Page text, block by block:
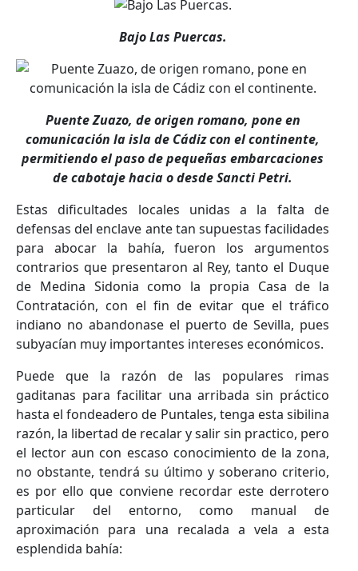
Bajo Las Puercas.
Puente Zuazo, de origen romano, pone en
comunicación la isla de Cádiz con el continente,
permitiendo el paso de pequeñas embarcaciones
de cabotaje hacia o desde Sancti Petri.
Estas dificultades locales unidas a la falta de
defensas del enclave ante tan supuestas facilidades
para abocar la bahía, fueron los argumentos
contrarios que presentaron al Rey, tanto el Duque
de Medina Sidonia como la propia Casa de la
Contratación, con el fin de evitar que el tráfico
indiano no abandonase el puerto de Sevilla, pues
subyacían muy importantes intereses económicos.
Puede que la razón de las populares rimas
gaditanas para facilitar una arribada sin práctico
hasta el fondeadero de Puntales, tenga esta sibilina
razón, la libertad de recalar y salir sin practico, pero
el lector aun con escaso conocimiento de la zona,
no obstante, tendrá su último y soberano criterio,
es por ello que conviene recordar este derrotero
particular del entorno, como manual de
aproximación para una recalada a vela a esta
esplendida bahía: